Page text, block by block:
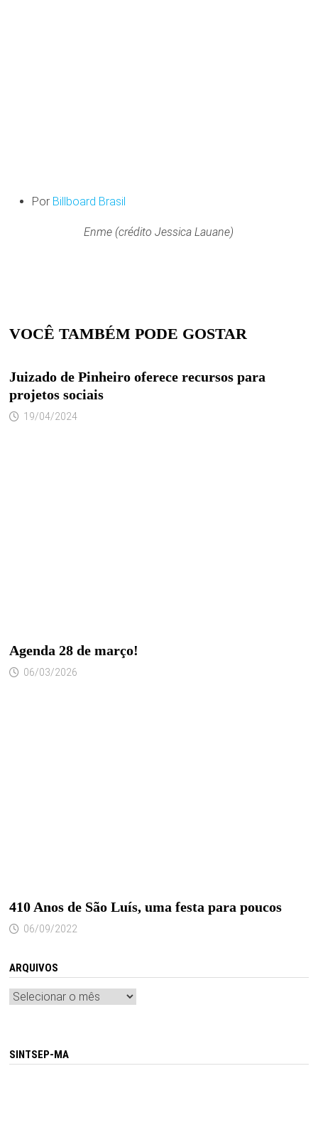
Por Billboard Brasil
Enme (crédito Jessica Lauane)
VOCÊ TAMBÉM PODE GOSTAR
Juizado de Pinheiro oferece recursos para
projetos sociais
19/04/2024
Agenda 28 de março!
06/03/2026
410 Anos de São Luís, uma festa para poucos
06/09/2022
ARQUIVOS
Arquivos
SINTSEP-MA